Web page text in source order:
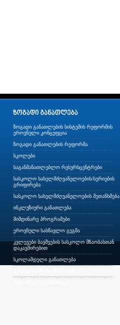
ზოგადი განათლების სისტემის რეფორმის
ეროვნული კონცეფცია
ზოგადი განათლების რეფორმა
სკოლები
საგანმანათლებლო რესურსცენტრები
სასკოლო სახელმძღვანელოების/სერიების
გრიფირება
სასკოლო სახელმძღვანელოების შეთანხმება
ინკლუზიური განათლება
მიმდინარე პროგრამები
ეროვნული სასწავლო გეგმა
კვლევები ბავშვების სასკოლო მზაობასთან
დაკავშირებით
სკოლამდელი განათლება